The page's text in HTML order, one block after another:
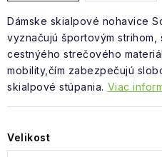
Dámske skialpové nohavice
vyznačujú športovým strihom,
cestnýého strečového
mobility,čím zabezpečujú
skialpové stúpania. Viac
Velikost